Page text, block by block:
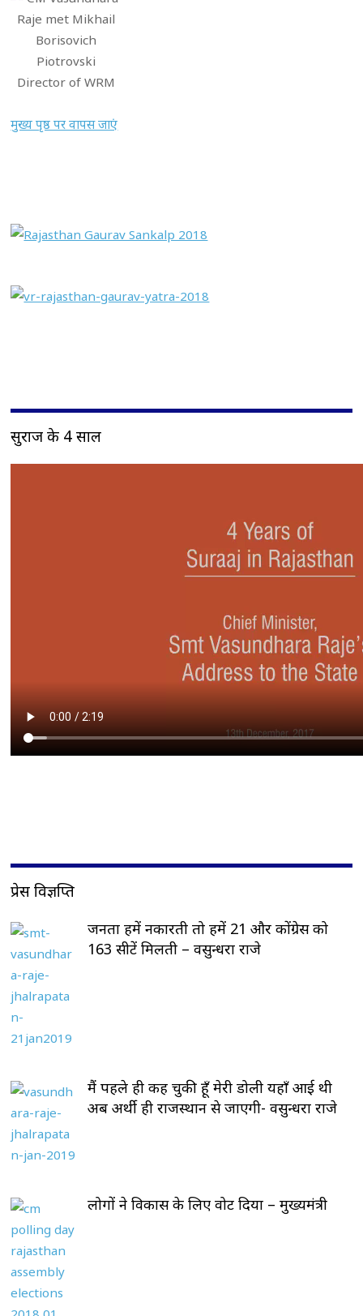
मुख्य पृष्ठ पर वापस जाएं
सुराज के 4 साल
प्रेस विज्ञप्ति
जनता हमें नकारती तो हमें 21 और कोंग्रेस को
163 सीटें मिलती – वसुन्धरा राजे
मैं पहले ही कह चुकी हूँ मेरी डोली यहाँ आई थी
अब अर्थी ही राजस्थान से जाएगी- वसुन्धरा राजे
लोगों ने विकास के लिए वोट दिया – मुख्यमंत्री